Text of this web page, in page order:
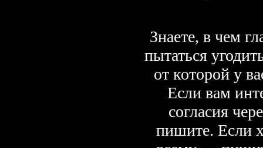
Знаете, в чем
пытаться
от которой у
Если вам
согласия
пишите. Если